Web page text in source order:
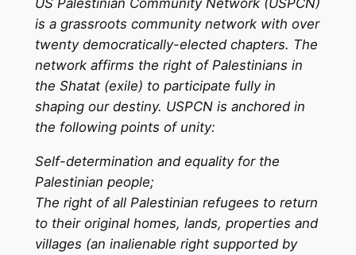
US Palestinian Community Network (USPCN)
is a grassroots community network with over
twenty democratically-elected chapters. The
network affirms the right of Palestinians in
the Shatat (exile) to participate fully in
shaping our destiny. USPCN is anchored in
the following points of unity:
Self-determination and equality for the
Palestinian people;
The right of all Palestinian refugees to return
to their original homes, lands, properties and
villages (an inalienable right supported by